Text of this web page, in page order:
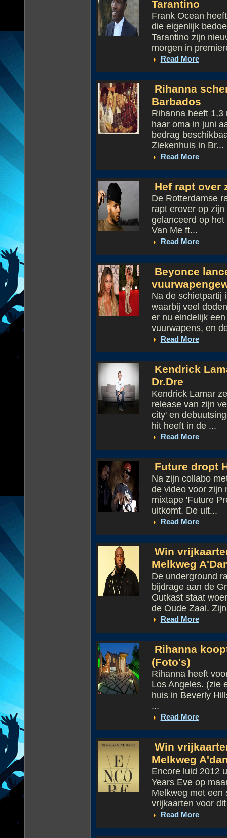
Tarantino
Frank Ocean
die eigenlijk
Tarantino zijn
morgen in
Read More
Rihanna
Barbados
Rihanna heeft
haar oma in juni
bedrag
Ziekenhuis in Br...
Read More
Hef rapt over
De Rotterdamse
rapt erover op
gelanceerd op
Van Me ft...
Read More
Beyonce
Na de schietpartij
waarbij veel
er nu eindelijk
vuurwapens, en
Read More
Kendrick
Dr.Dre
Kendrick Lamar
release van zijn
city' en
hit heeft in de ...
Read More
Future dropt
Na zijn collabo
de video voor zijn
mixtape 'Future
uitkomt. De uit...
Read More
Win
Melkweg
De underground
bijdrage aan de
Outkast staat
de Oude Zaal.
Read More
Rihanna
(Foto's)
Rihanna heeft
Los Angeles. (zie
huis in Beverly
...
Read More
Win
Melkweg
Encore luid 2012
Years Eve op
Melkweg met een
vrijkaarten voor
Read More